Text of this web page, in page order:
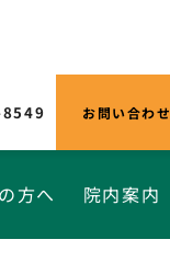
お問い合わせ
方へ 院内案内